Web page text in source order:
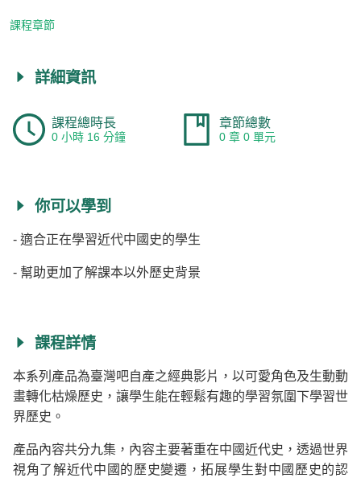
課程章節
詳細資訊
課程總時長
0 小時 16 分鐘
章節總數
0 章 0 單元
你可以學到
- 適合正在學習近代中國史的學生
- 幫助更加了解課本以外歷史背景
課程詳情
本系列產品為臺灣吧自產之經典影片，以可愛角色及生動動
畫轉化枯燥歷史，讓學生能在輕鬆有趣的學習氛圍下學習世
界歷史。
產品內容共分九集，內容主要著重在中國近代史，透過世界
視角了解近代中國的歷史變遷，拓展學生對中國歷史的認